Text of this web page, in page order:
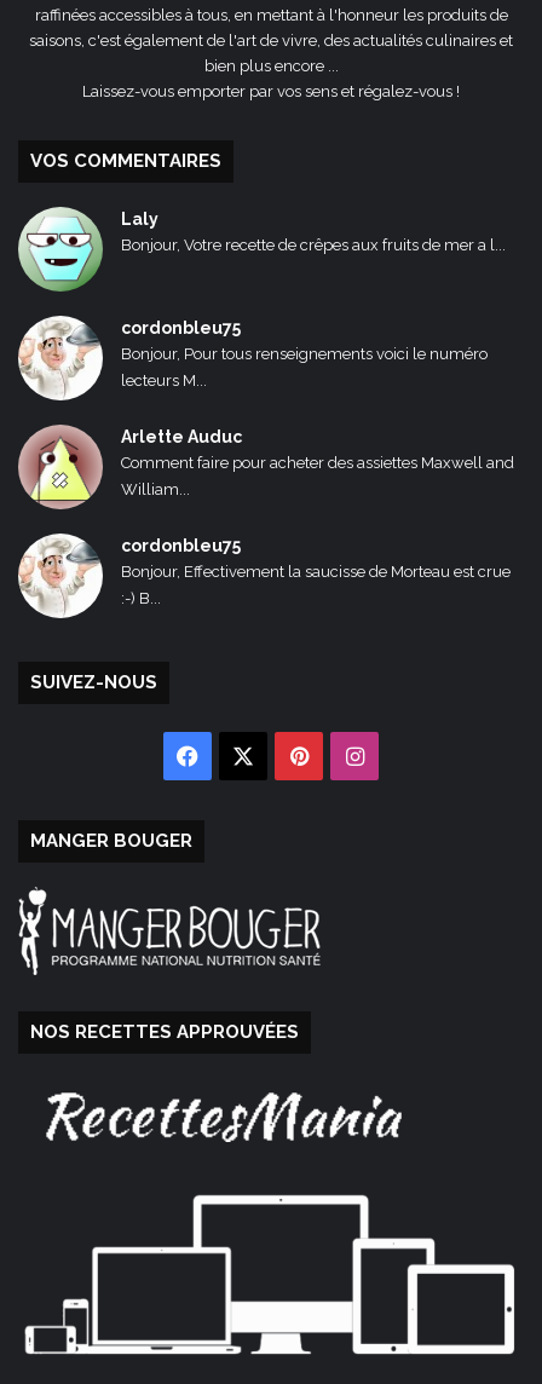
raffinées accessibles à tous, en mettant à l'honneur les produits de
saisons, c'est également de l'art de vivre, des actualités culinaires et
bien plus encore ...
Laissez-vous emporter par vos sens et régalez-vous !
VOS COMMENTAIRES
Laly
Bonjour, Votre recette de crêpes aux fruits de mer a l...
cordonbleu75
Bonjour, Pour tous renseignements voici le numéro
lecteurs M...
Arlette Auduc
Comment faire pour acheter des assiettes Maxwell and
William...
cordonbleu75
Bonjour, Effectivement la saucisse de Morteau est crue
:-) B...
SUIVEZ-NOUS
Facebook PinterestInstagram
MANGER BOUGER
NOS RECETTES APPROUVÉES